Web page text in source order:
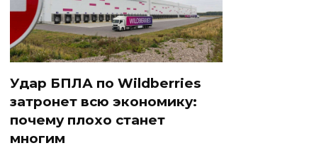
Удар БПЛА по Wildberries
затронет всю экономику:
почему плохо станет
многим